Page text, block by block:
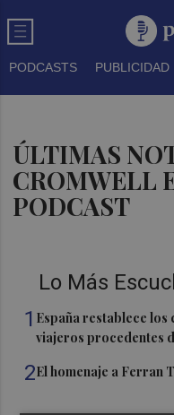
PODCASTS PUBLICIDAD
ÚLTIMAS
CROMWELL
PODCAST
Lo Más
1 España restablece
viajeros procedentes
2El homenaje a Ferran